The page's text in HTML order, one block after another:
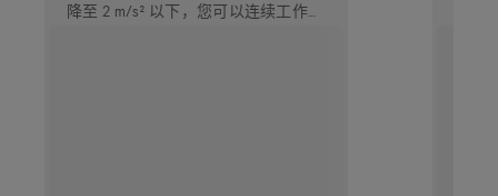
降至 2 m/s² 以下，您可以连续工作数